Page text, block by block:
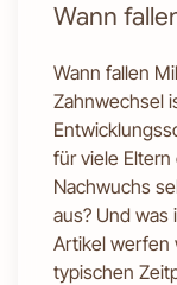
Wann
Wann fallen
Zahnwechsel
für viele
Nachwuchs
aus? Und was
Artikel werfen
typischen